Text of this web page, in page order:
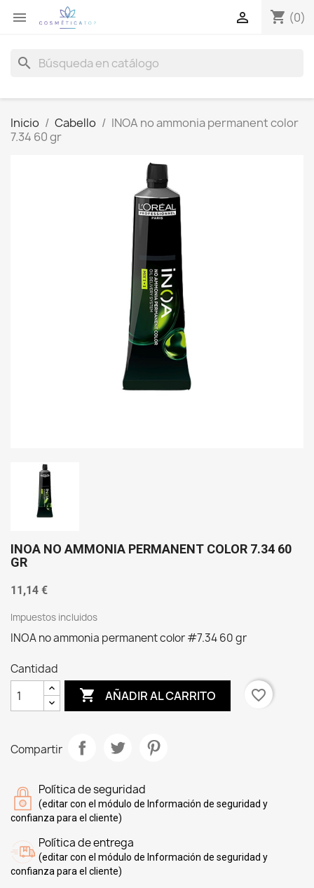
 shopping_cart (0)

search
Inicio Cabello
INOA no ammonia permanent color
7.34 60 gr
INOA NO AMMONIA PERMANENT COLOR 7.34 60
GR
11,14 €
Impuestos incluidos
INOA no ammonia permanent color #7.34 60 gr
Cantidad
 AÑADIR AL CARRITO favorite_border
Compartir
Política de seguridad
(editar con el módulo de Información de seguridad y
confianza para el cliente)
Política de entrega
(editar con el módulo de Información de seguridad y
confianza para el cliente)